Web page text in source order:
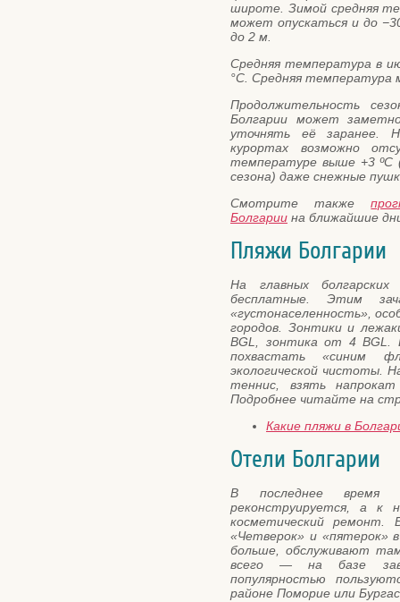
широте. Зимой средняя
может опускаться и до
до 2 м.
Средняя температура в
°C. Средняя температура
Продолжительность
Болгарии может
уточнять её заранее.
курортах возможно
температуре выше +3 ºС
сезона) даже снежные
Смотрите также
Болгарии на ближайшие
Пляжи Болгарии
На главных
бесплатные. Этим
«густонаселенность»,
городов. Зонтики и
BGL, зонтика от 4 BGL.
похвастать «синим
экологической чистоты.
теннис, взять
Подробнее читайте на
Какие пляжи в
Отели Болгарии
В последнее время
реконструируется, а к
косметический
«Четверок» и «пятерок»
больше, обслуживают
всего — на базе
популярностью
районе Поморие или